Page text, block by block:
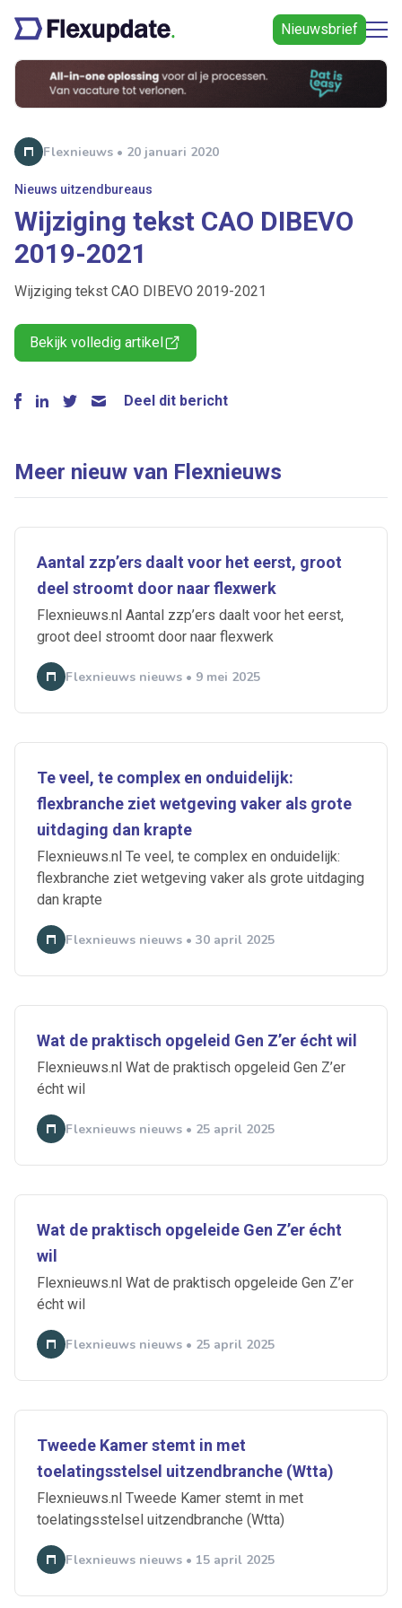
Nieuwsbrief
Flexnieuws • 20 januari 2020
Nieuws uitzendbureaus
Wijziging tekst CAO DIBEVO
2019-2021
Wijziging tekst CAO DIBEVO 2019-2021
Bekijk volledig artikel
Deel dit bericht
Meer nieuw van Flexnieuws
Aantal zzp’ers daalt voor het eerst, groot
deel stroomt door naar flexwerk
Flexnieuws.nl Aantal zzp’ers daalt voor het eerst,
groot deel stroomt door naar flexwerk
Flexnieuws nieuws • 9 mei 2025
Te veel, te complex en onduidelijk:
flexbranche ziet wetgeving vaker als grote
uitdaging dan krapte
Flexnieuws.nl Te veel, te complex en onduidelijk:
flexbranche ziet wetgeving vaker als grote uitdaging
dan krapte
Flexnieuws nieuws • 30 april 2025
Wat de praktisch opgeleid Gen Z’er écht wil
Flexnieuws.nl Wat de praktisch opgeleid Gen Z’er
écht wil
Flexnieuws nieuws • 25 april 2025
Wat de praktisch opgeleide Gen Z’er écht
wil
Flexnieuws.nl Wat de praktisch opgeleide Gen Z’er
écht wil
Flexnieuws nieuws • 25 april 2025
Tweede Kamer stemt in met
toelatingsstelsel uitzendbranche (Wtta)
Flexnieuws.nl Tweede Kamer stemt in met
toelatingsstelsel uitzendbranche (Wtta)
Flexnieuws nieuws • 15 april 2025